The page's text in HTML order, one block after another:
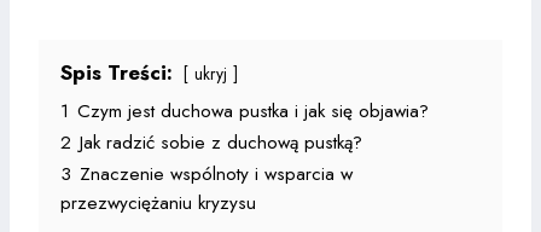
Spis Treści: ukryj
1 Czym jest duchowa pustka i jak się objawia?
2 Jak radzić sobie z duchową pustką?
3 Znaczenie wspólnoty i wsparcia w
przezwyciężaniu kryzysu